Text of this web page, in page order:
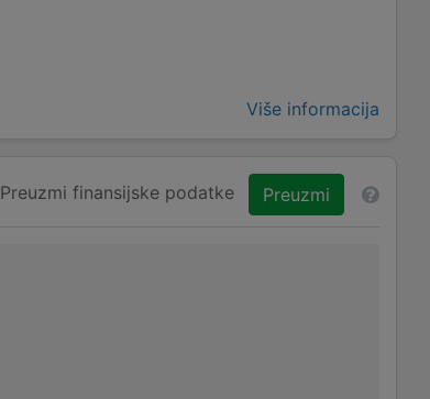
Više informacija
Preuzmi finansijske podatke Preuzmi